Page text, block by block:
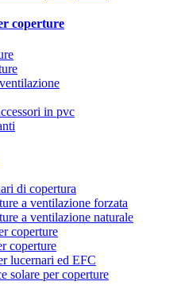
coperture
in pvc
di copertura
a ventilazione forzata
a ventilazione naturale
coperture
coperture
lucernari ed EFC
solare per coperture